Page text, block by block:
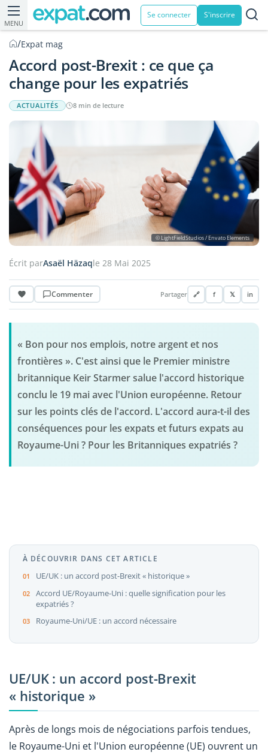
MENU
Se connecter S'inscrire
/Expat mag
Accord post-Brexit : ce que ça
change pour les expatriés
ACTUALITÉS 8 min de lecture
© LightFieldStudios / Envato Elements
Écrit parAsaël Häzaqle 28 Mai 2025
Commenter Partager 🔗 f 𝕏 in
« Bon pour nos emplois, notre argent et nos
frontières ». C'est ainsi que le Premier ministre
britannique Keir Starmer salue l'accord historique
conclu le 19 mai avec l'Union européenne. Retour
sur les points clés de l'accord. L'accord aura-t-il des
conséquences pour les expats et futurs expats au
Royaume-Uni ? Pour les Britanniques expatriés ?
À DÉCOUVRIR DANS CET ARTICLE
UE/UK : un accord post-Brexit « historique »
Accord UE/Royaume-Uni : quelle signification pour les
expatriés ?
Royaume-Uni/UE : un accord nécessaire
UE/UK : un accord post-Brexit
« historique »
Après de longs mois de négociations parfois tendues,
le Royaume-Uni et l'Union européenne (UE) ouvrent un